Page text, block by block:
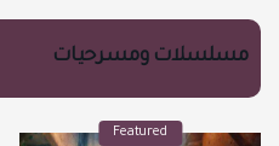
مسلسلات ومسرحيات
Featured